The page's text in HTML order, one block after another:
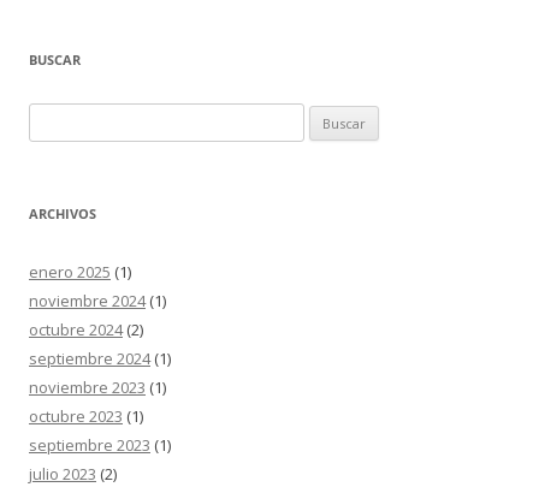
BUSCAR
ARCHIVOS
enero 2025 (1)
noviembre 2024(1)
octubre 2024(2)
septiembre 2024(1)
noviembre 2023 (1)
octubre 2023 (1)
septiembre 2023 (1)
julio 2023 (2)